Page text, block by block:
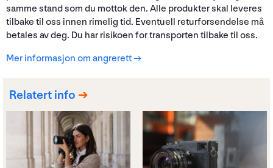
samme stand som du mottok den. Alle produkter skal leveres
tilbake til oss innen rimelig tid. Eventuell returforsendelse må
betales av deg. Du har risikoen for transporten tilbake til oss.
Mer informasjon om angrerett →
Relatert info